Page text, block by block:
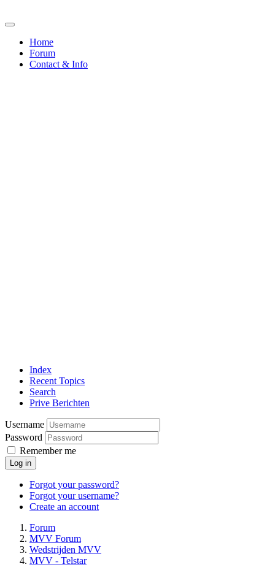
Home
Forum
Contact & Info
Index
Recent Topics
Search
Prive Berichten
Username
Password
Remember me
Log in
Forgot your password?
Forgot your username?
Create an account
Forum
MVV Forum
Wedstrijden MVV
MVV - Telstar